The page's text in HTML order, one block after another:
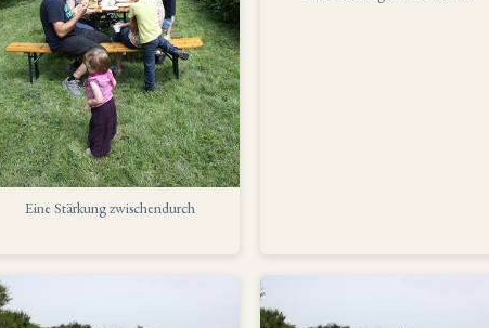
Eine Stärkung zwischendurch